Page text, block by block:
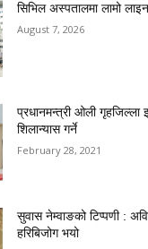
सिभिल अस्पतालमा लामो
August 7, 2026
प्रधानमन्त्री ओली गृहजिल्ला
शिलान्यास गर्ने
February 28, 2021
सुवास नेम्वाङको टिप्पणी :
हरिबिजोग भयो